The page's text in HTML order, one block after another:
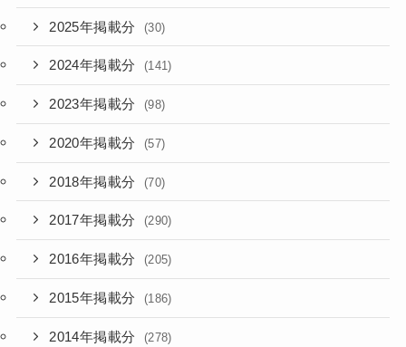
2025年掲載分 (30)
2024年掲載分 (141)
2023年掲載分 (98)
2020年掲載分 (57)
2018年掲載分 (70)
2017年掲載分 (290)
2016年掲載分 (205)
2015年掲載分 (186)
2014年掲載分 (278)